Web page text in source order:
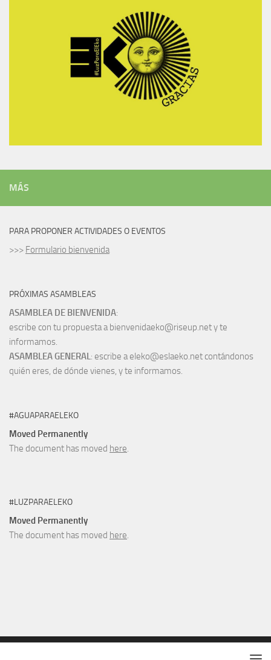
MÁS
PARA PROPONER ACTIVIDADES O EVENTOS
>>> Formulario bienvenida
PRÓXIMAS ASAMBLEAS
ASAMBLEA DE BIENVENIDA:
escribe con tu propuesta a bienvenidaeko@riseup.net y te
informamos.
ASAMBLEA GENERAL: escribe a eleko@eslaeko.net contándonos
quién eres, de dónde vienes, y te informamos.
#AGUAPARAELEKO
Moved Permanently
The document has moved here.
#LUZPARAELEKO
Moved Permanently
The document has moved here.